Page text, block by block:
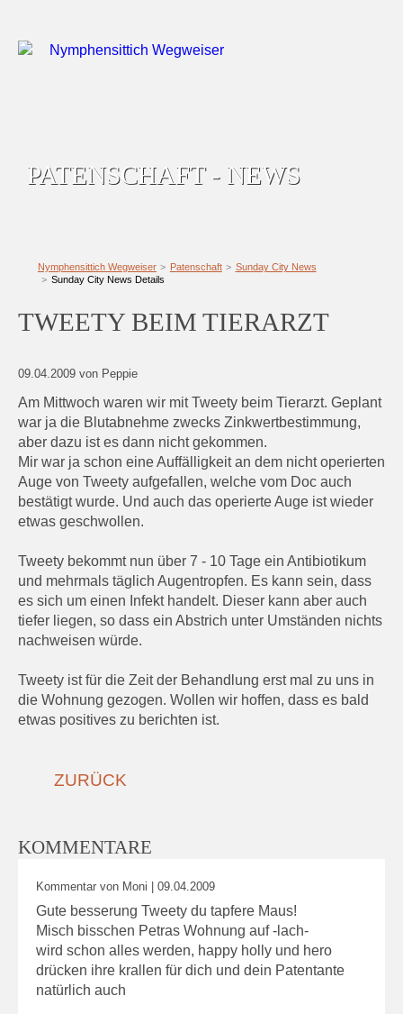
Nymphensittich Wegweiser Patenschaft
Sunday City News
Sunday City News Details
PATENSCHAFT - NEWS
TWEETY BEIM TIERARZT
09.04.2009 von Peppie
Am Mittwoch waren wir mit Tweety beim Tierarzt. Geplant
war ja die Blutabnehme zwecks Zinkwertbestimmung,
aber dazu ist es dann nicht gekommen.
Mir war ja schon eine Auffälligkeit an dem nicht operierten
Auge von Tweety aufgefallen, welche vom Doc auch
bestätigt wurde. Und auch das operierte Auge ist wieder
etwas geschwollen.
Tweety bekommt nun über 7 - 10 Tage ein Antibiotikum
und mehrmals täglich Augentropfen. Es kann sein, dass
es sich um einen Infekt handelt. Dieser kann aber auch
tiefer liegen, so dass ein Abstrich unter Umständen nichts
nachweisen würde.
Tweety ist für die Zeit der Behandlung erst mal zu uns in
die Wohnung gezogen. Wollen wir hoffen, dass es bald
etwas positives zu berichten ist.
ZURÜCK
KOMMENTARE
Kommentar von Moni | 09.04.2009
Gute besserung Tweety du tapfere Maus!
Misch bisschen Petras Wohnung auf -lach-
wird schon alles werden, happy holly und hero
drücken ihre krallen für dich und dein Patentante
natürlich auch